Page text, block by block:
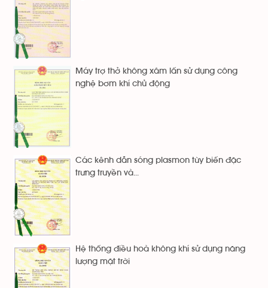
Máy trợ thở không xâm lấn sử dụng công
nghệ bơm khí chủ động
Các kênh dẫn sóng plasmon tùy biến đặc
trưng truyền và...
Hệ thống điều hoà không khí sử dụng năng
lượng mặt trời